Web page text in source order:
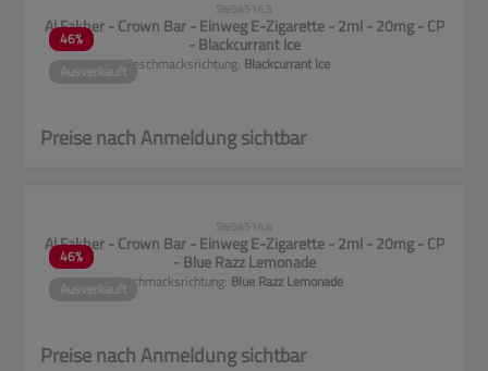
46%
Ausverkauft
SW54516.3
Al Fakher - Crown Bar - Einweg E-Zigarette - 2ml - 20mg - CP
- Blackcurrant Ice
Geschmacksrichtung: Blackcurrant Ice
Preise nach Anmeldung sichtbar
46%
Ausverkauft
SW54516.4
Al Fakher - Crown Bar - Einweg E-Zigarette - 2ml - 20mg - CP
- Blue Razz Lemonade
Geschmacksrichtung: Blue Razz Lemonade
Preise nach Anmeldung sichtbar